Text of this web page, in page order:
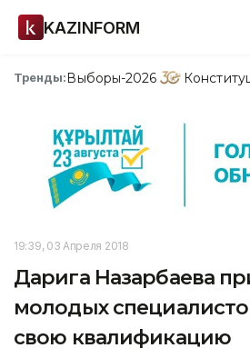
KAZINFORM
Тренды:Выборы-2026
19:39, 03 Апреля 2018
Дарига Назарбаева
молодых
свою квалификацию